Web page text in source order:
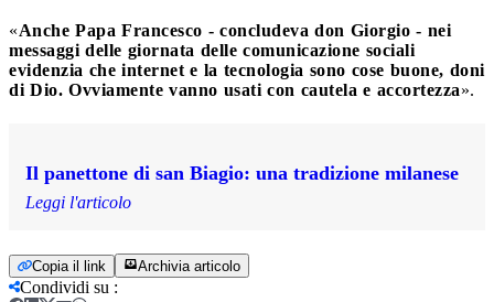
«Anche Papa Francesco - concludeva don Giorgio - nei
messaggi delle giornata delle comunicazione sociali
evidenzia che internet e la tecnologia sono cose buone, doni
di Dio. Ovviamente vanno usati con cautela e accortezza».
Il panettone di san Biagio: una tradizione milanese
Leggi l'articolo
Copia il link Archivia articolo
Condividi su :